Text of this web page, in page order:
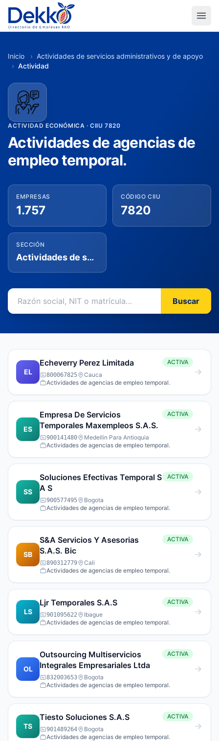
Inicio › Actividades de servicios administrativos y de apoyo
› Actividad
ACTIVIDAD ECONÓMICA · CIIU 7820
Actividades de agencias de
empleo temporal.
EMPRESAS
1.757
CÓDIGO CIIU
7820
SECCIÓN
Actividades de servicios administrativos y de apoyo
Buscar
EL
Echeverry Perez Limitada ACTIVA
800067825
Cauca
Actividades de agencias de empleo temporal.
ES
Empresa De Servicios
Temporales Maxempleos S.A.S.
ACTIVA
900141480
Medellin Para Antioquia
Actividades de agencias de empleo temporal.
SS
Soluciones Efectivas Temporal S
A S
ACTIVA
900577495
Bogota
Actividades de agencias de empleo temporal.
SB
S&A Servicios Y Asesorias
S.A.S. Bic
ACTIVA
890312779
Cali
Actividades de agencias de empleo temporal.
LS
Ljr Temporales S.A.S ACTIVA
901095622
Ibague
Actividades de agencias de empleo temporal.
OL
Outsourcing Multiservicios
Integrales Empresariales Ltda
ACTIVA
832003653
Bogota
Actividades de agencias de empleo temporal.
TS
Tiesto Soluciones S.A.S ACTIVA
901489264
Bogota
Actividades de agencias de empleo temporal.